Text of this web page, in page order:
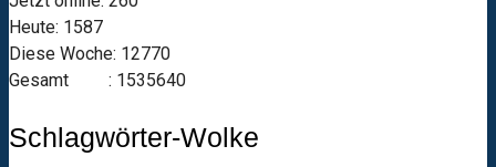
Heute: 1587
Diese Woche: 12770
Gesamt : 1535640
Schlagwörter-Wolke